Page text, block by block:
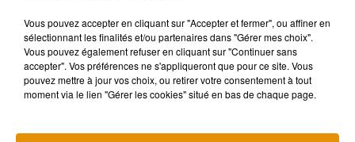
leur envoyer. Sauf que Momo va parfois trop loinen
demandant à ses interlocuteurs de se suicider, ce qu’a fait
une jeune Argentine de 12 ans. La police aurait retrouvé
nombreuses discussions dans son téléphone qui iraient
Personne ne sait qui se cache derrière ce jeu macabre,
Vous pouvez accepter en cliquant sur "Accepter et fermer", ou affiner en
sélectionnant les finalités et/ou partenaires dans "Gérer mes choix".
Vous pouvez également refuser en cliquant sur "Continuer sans
accepter". Vos préférences ne s'appliqueront que pour ce site. Vous
pouvez mettre à jour vos choix, ou retirer votre consentement à tout
moment via le lien "Gérer les cookies" situé en bas de chaque page.